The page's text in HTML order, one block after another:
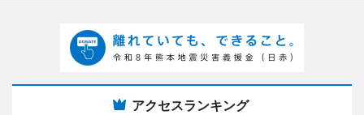
アクセスランキング